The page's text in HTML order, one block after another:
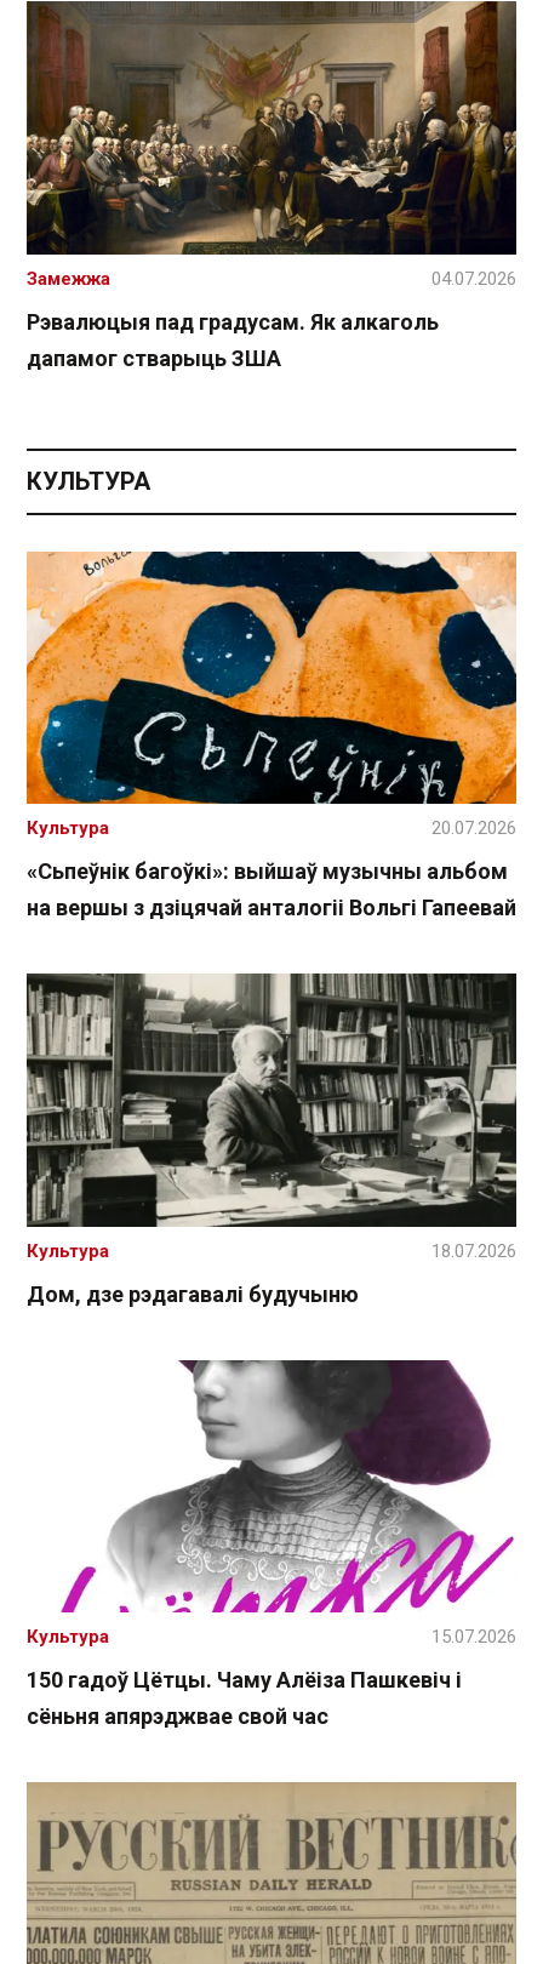
Рэвалюцыя пад градусам. Як алкаголь
дапамог стварыць ЗША
Замежжа 04.07.2026
КУЛЬТУРА
«Сьпеўнік багоўкі»: выйшаў музычны альбом
на вершы з дзіцячай анталогіі Вольгі Гапеевай
Культура 20.07.2026
Дом, дзе рэдагавалі будучыню
Культура 18.07.2026
150 гадоў Цётцы. Чаму Алёіза Пашкевіч і
сёньня апярэджвае свой час
Культура 15.07.2026